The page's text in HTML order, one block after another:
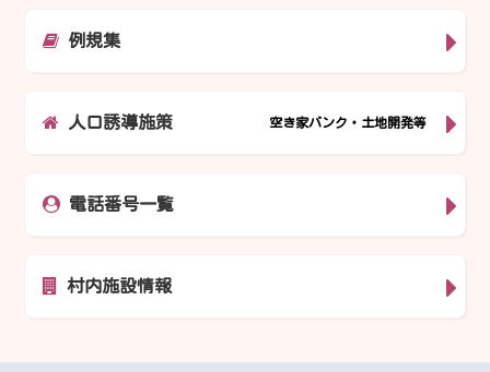
例規集
人口誘導施策 空き家バンク・土地開発等
電話番号一覧
村内施設情報